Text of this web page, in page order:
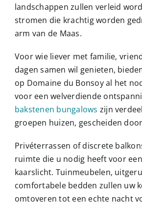
landschappen zullen verleid
stromen die krachtig worden
arm van de Maas.
Voor wie liever met familie,
dagen samen wil genieten,
op Domaine du Bonsoy al het
voor een welverdiende
bakstenen bungalows zijn
groepen huizen, gescheiden
Privéterrassen of discrete
ruimte die u nodig heeft voor
kaarslicht. Tuinmeubelen,
comfortabele bedden zullen uw
omtoveren tot een echte nacht